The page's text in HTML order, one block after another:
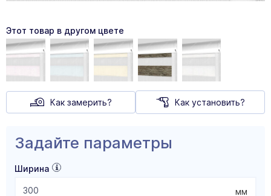
Этот товар в другом цвете
Как замерить? Как установить?
Задайте параметры
Ширина
мм